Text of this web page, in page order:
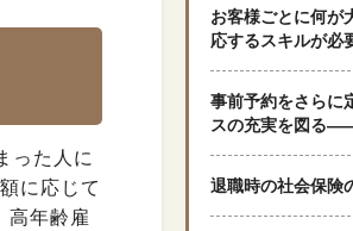
「終活」に関する記事
「家計」に関する記事
った人に
に応じて
高年齢雇
お客様ごとに何が
応するスキルが必
事前予約をさらに
スの充実を図る
退職時の社会保険